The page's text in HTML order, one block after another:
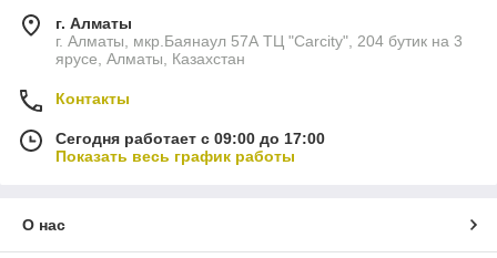
г. Алматы
г. Алматы, мкр.Баянаул 57А ТЦ "Carcity", 204 бутик на 3
ярусе, Алматы, Казахстан
Контакты
Сегодня работает с 09:00 до 17:00
Показать весь график работы
О нас